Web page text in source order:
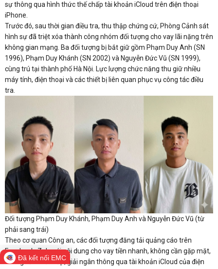
sự thông qua hình thức thế chấp tài khoản iCloud trên điện thoại
iPhone.
Trước đó, sau thời gian điều tra, thu thập chứng cứ, Phòng Cảnh sát
hình sự đã triệt xóa thành công nhóm đối tượng cho vay lãi nặng trên
không gian mạng. Ba đối tượng bị bắt giữ gồm Phạm Duy Anh (SN
1996), Phạm Duy Khánh (SN 2002) và Nguyễn Đức Vũ (SN 1999),
cùng trú tại thành phố Hà Nội. Lực lượng chức năng thu giữ nhiều
máy tính, điện thoại và các thiết bị liên quan phục vụ công tác điều
tra.
Đối tượng Phạm Duy Khánh, Phạm Duy Anh và Nguyễn Đức Vũ (từ
phải sang trái)
Theo cơ quan Công an, các đối tượng đăng tải quảng cáo trên
Facebook, Zalo với nội dung cho vay tiền nhanh, không cần gặp mặt,
không cần thế chấp, giải ngân thông qua tài khoản iCloud của điện
Đã kết nối EMC